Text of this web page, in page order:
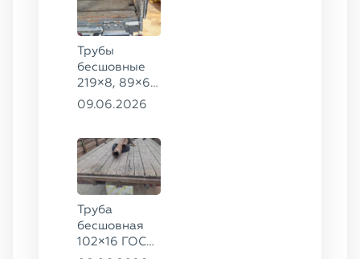
Трубы
бесшовные
219×8, 89×6,
38×4 ГОСТ
14-3Р-55-
2001 сталь
12Х1МФ
09.06.2026
Труба
бесшовная
102×16 ГОСТ